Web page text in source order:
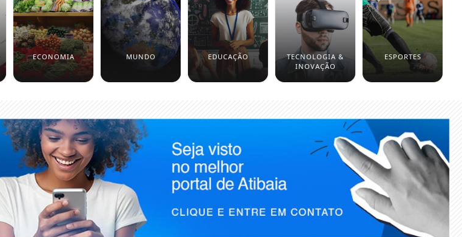
ECONOMIA MUNDO EDUCAÇÃO
TECNOLOGIA &
INOVAÇÃO
ESPORTES